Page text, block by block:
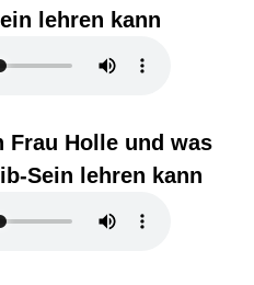
lehren kann
Frau Holle und was
Sein lehren kann